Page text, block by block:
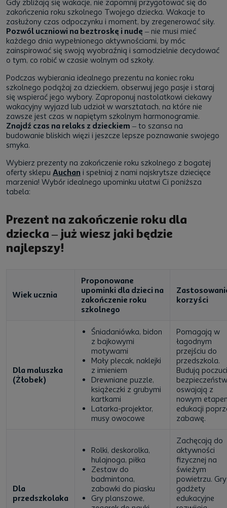
Gdy zbliżają się wakacje, nie zapomnij przygotować się do
zakończenia roku szkolnego Twojego dziecka. Wakacje to
zasłużony czas odpoczynku i moment, by zregenerować siły.
Pozwól uczniowi na beztroskę i nudę – nie musi mieć
każdego dnia wypełnionego aktywnościami, by móc
zainspirować się swoją wyobraźnią i samodzielnie decydować
o tym, co robić w czasie wolnym od szkoły.
Podczas wybierania idealnego prezentu na koniec roku
szkolnego podążaj za dzieckiem, obserwuj jego pasje i staraj
się wspierać jego wybory. Zaproponuj nastolatkowi ciekawy
wakacyjny wyjazd lub udział w warsztatach, na które nie
zawsze jest czas w napiętym szkolnym harmonogramie.
Znajdź czas na relaks z dzieckiem – to szansa na
budowanie bliskich więzi i jeszcze lepsze poznawanie swojego
smyka.
Wybierz prezenty na zakończenie roku szkolnego z bogatej
oferty sklepu Auchan i spełniaj z nami najskrytsze dziecięce
marzenia! Wybór idealnego upominku ułatwi Ci poniższa
tabela:
Prezent na zakończenie roku dla
dziecka – już wiesz jaki będzie
najlepszy!
Wiek ucznia
Proponowane
upominki dla dzieci na
zakończenie roku
szkolnego
korzyści
Dla maluszka
(Żłobek)
Śniadaniówka, bidon
z bajkowymi
motywami
Mały plecak, naklejki
z imieniem
Drewniane puzzle,
książeczki z grubymi
kartkami
Latarka-projektor,
musy owocowe
Pomagają w
łagodnym
przejściu do
przedszkola.
Budują
oswajają z
nowym
edukacji
zabawę.
Dla
przedszkolaka
Rolki, deskorolka,
hulajnoga, piłka
Zestaw do
badmintona,
zabawki do piasku
Gry planszowe,
Zachęcają do
aktywności
fizycznej na
świeżym
powietrzu.
gadżety
edukacyjne